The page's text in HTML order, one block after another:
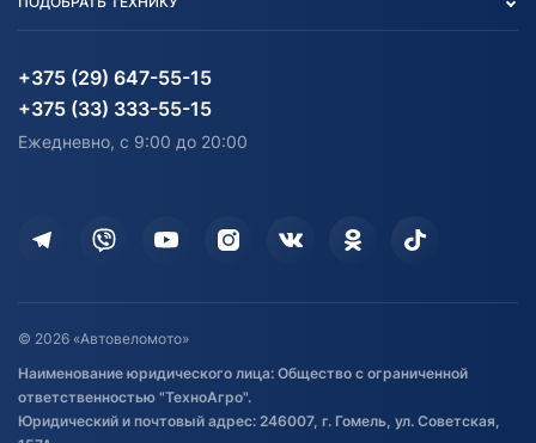
Блог
Карта сайта
Согласие на обработку
Информация до получения
согласия на обработку
Дополнительные услуги
Оставить отзыв
Договор публичной оферты
Обработка файлов cookie
Агротехника
Водный транспорт
Электротранспорт
Агротехника
Электротранспорт
+375 (29) 647-55-15
+375 (33) 333-55-15
Ежедневно, с 9:00 до 20:00
© 2026 «Автовеломото»
Наименование юридического лица: Общество с ограниченной
ответственностью "ТехноАгро".
Юридический и почтовый адрес: 246007, г. Гомель, ул. Советская,